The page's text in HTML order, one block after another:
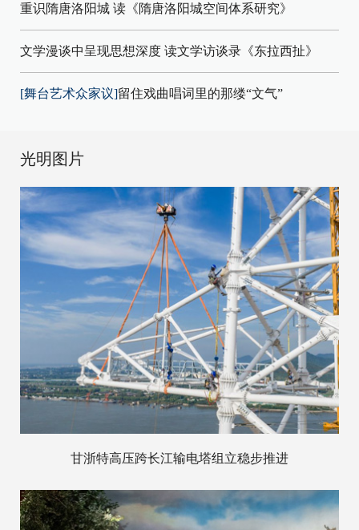
重识隋唐洛阳城 读《隋唐洛阳城空间体系研究》
文学漫谈中呈现思想深度 读文学访谈录《东拉西扯》
[舞台艺术众家议]留住戏曲唱词里的那缕“文气”
光明图片
甘浙特高压跨长江输电塔组立稳步推进